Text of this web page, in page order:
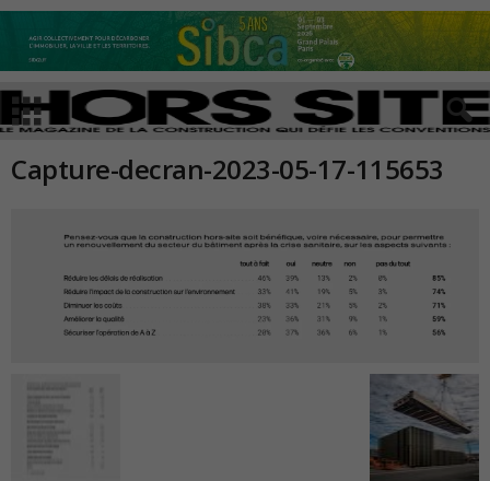
Capture-decran-2023-05-17-115653